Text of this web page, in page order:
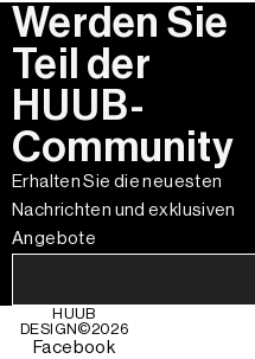
Werden Sie
Teil der
HUUB-
Community
Erhalten Sie die neuesten
Nachrichten und exklusiven
Angebote
HUUB
DESIGN©2026
Facebook